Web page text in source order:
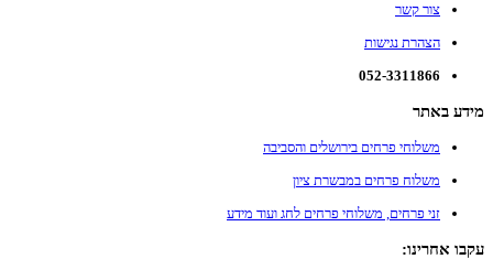
צור קשר
הצהרת נגישות
052-3311866
מידע באתר
משלוחי פרחים בירושלים והסביבה
משלוח פרחים במבשרת ציון
זני פרחים, משלוחי פרחים לחג ועוד מידע
עקבו אחרינו: